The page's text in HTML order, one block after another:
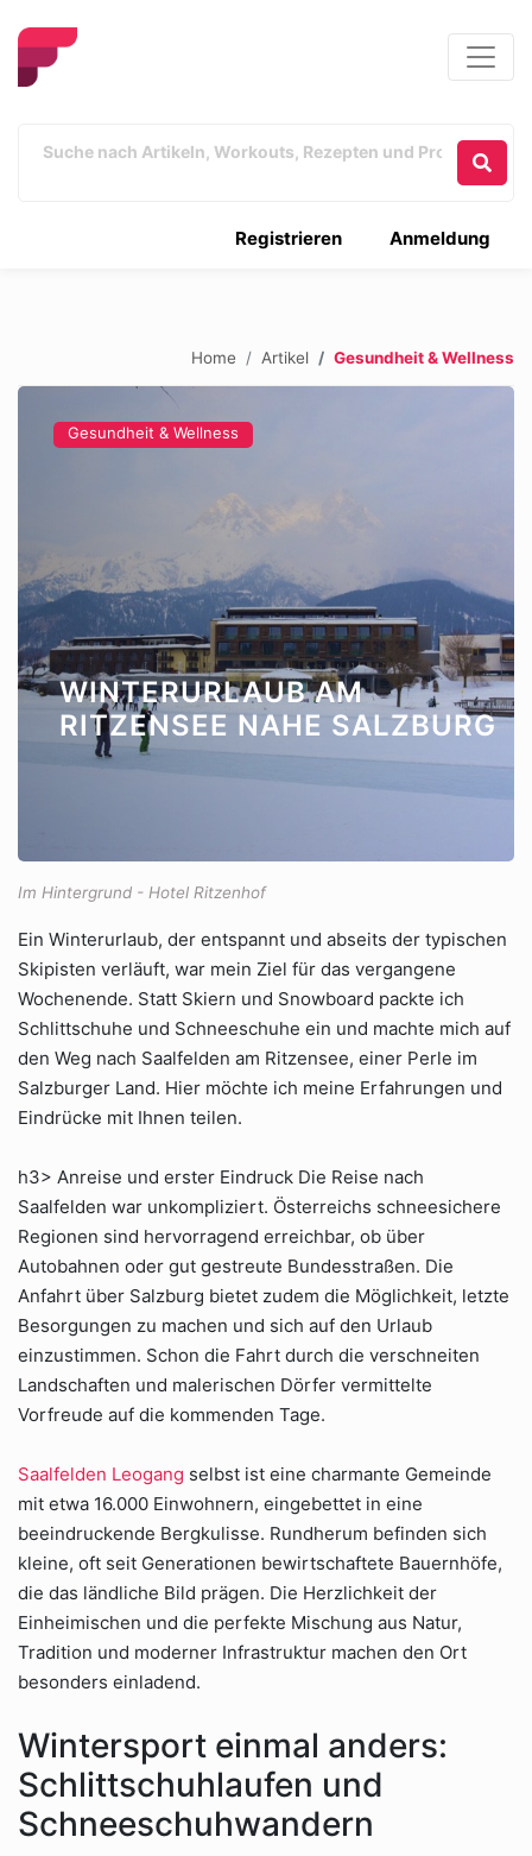
Anmeldung
Registrieren
Home Artikel Gesundheit & Wellness
Gesundheit & Wellness
WINTERURLAUB AM
RITZENSEE NAHE SALZBURG
Im Hintergrund - Hotel Ritzenhof
Ein Winterurlaub, der entspannt und abseits der typischen
Skipisten verläuft, war mein Ziel für das vergangene
Wochenende. Statt Skiern und Snowboard packte ich
Schlittschuhe und Schneeschuhe ein und machte mich auf
den Weg nach Saalfelden am Ritzensee, einer Perle im
Salzburger Land. Hier möchte ich meine Erfahrungen und
Eindrücke mit Ihnen teilen.
h3> Anreise und erster Eindruck Die Reise nach
Saalfelden war unkompliziert. Österreichs schneesichere
Regionen sind hervorragend erreichbar, ob über
Autobahnen oder gut gestreute Bundesstraßen. Die
Anfahrt über Salzburg bietet zudem die Möglichkeit, letzte
Besorgungen zu machen und sich auf den Urlaub
einzustimmen. Schon die Fahrt durch die verschneiten
Landschaften und malerischen Dörfer vermittelte
Vorfreude auf die kommenden Tage.
Saalfelden Leogang selbst ist eine charmante Gemeinde
mit etwa 16.000 Einwohnern, eingebettet in eine
beeindruckende Bergkulisse. Rundherum befinden sich
kleine, oft seit Generationen bewirtschaftete Bauernhöfe,
die das ländliche Bild prägen. Die Herzlichkeit der
Einheimischen und die perfekte Mischung aus Natur,
Tradition und moderner Infrastruktur machen den Ort
besonders einladend.
Wintersport einmal anders:
Schlittschuhlaufen und
Schneeschuhwandern